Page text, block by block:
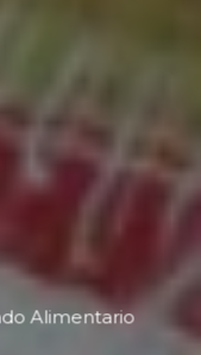
Alimentario